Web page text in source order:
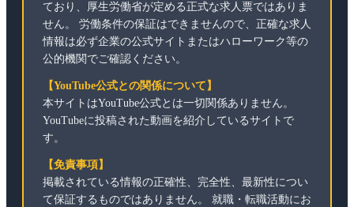
ており、厚生労働省が定める正式な求人票ではありま
せん。 労働条件の保証はできませんので、正確な求人
情報は必ず企業の公式サイトまたはハローワーク等の
公的機関でご確認ください。
【YouTube公式との関係について】
本サイトはYouTube公式とは一切関係ありません。
YouTubeに投稿された動画を紹介しているサイトで
す。
【免責事項】
掲載されている情報の正確性、完全性、最新性につい
て保証するものではありません。 就職・転職活動にお